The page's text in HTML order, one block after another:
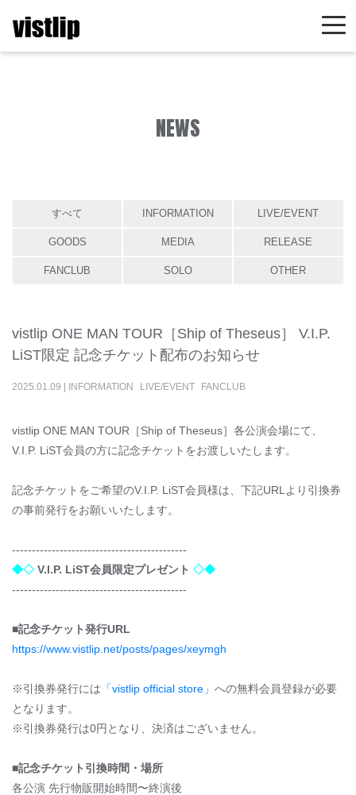
NEWS
すべて INFORMATION LIVE/EVENT
GOODS MEDIA RELEASE
FANCLUB SOLO OTHER
vistlip ONE MAN TOUR［Ship of Theseus］ V.I.P.
LiST限定 記念チケット配布のお知らせ
2025.01.09 INFORMATION LIVE/EVENT FANCLUB
vistlip ONE MAN TOUR［Ship of Theseus］各公演会場にて、
V.I.P. LiST会員の方に記念チケットをお渡しいたします。
記念チケットをご希望のV.I.P. LiST会員様は、下記URLより引換券
の事前発行をお願いいたします。
--------------------------------------------
◆◇ V.I.P. LiST会員限定プレゼント ◇◆
--------------------------------------------
■記念チケット発行URL
https://www.vistlip.net/posts/pages/xeymgh
※引換券発行には 「vistlip official store」 への無料会員登録が必要
となります。
※引換券発行は0円となり、決済はございません。
■記念チケット引換時間・場所
各公演 先行物販開始時間〜終演後